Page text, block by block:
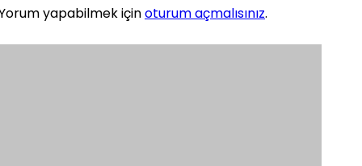
yapabilmek içinoturum açmalısınız.